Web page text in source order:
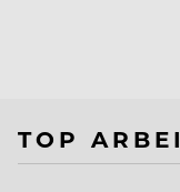
TOP